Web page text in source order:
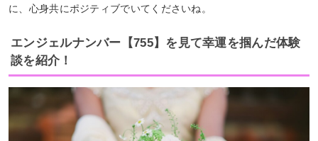
に、心身共にポジティブでいてくださいね。
エンジェルナンバー【755】を見て幸運を掴んだ体験
談を紹介！